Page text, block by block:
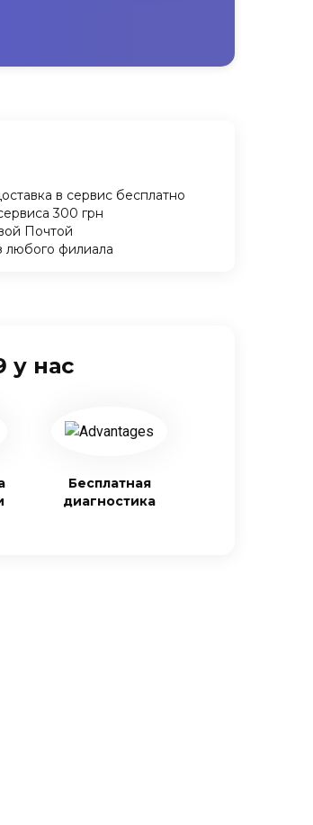
в сервис бесплатно
300 грн
Почтой
любого филиала
у нас
Бесплатная
диагностика